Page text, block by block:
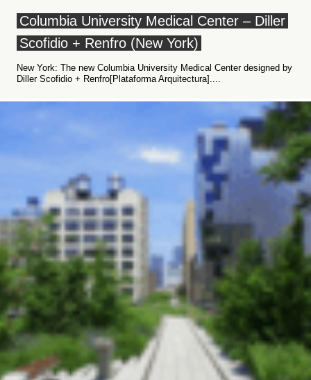
Columbia University Medical Center – Diller
Scofidio + Renfro (New York)
New York: The new Columbia University Medical Center designed by
Diller Scofidio + Renfro[Plataforma Arquitectura]....